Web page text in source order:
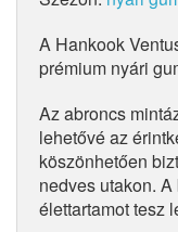
A Hankook
prémium nyári
Az abroncs
lehetővé az
köszönhetően
nedves utakon.
élettartamot tesz